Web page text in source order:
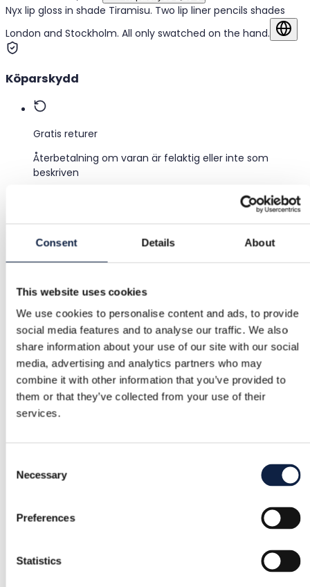
Consent Details About
This website uses cookies
We use cookies to personalise content and ads, to provide
social media features and to analyse our traffic. We also
share information about your use of our site with our social
media, advertising and analytics partners who may
combine it with other information that you’ve provided to
them or that they’ve collected from your use of their
services.
Selection
Necessary
Preferences
Statistics
Nyx lip gloss in shade Tiramisu. Two lip liner pencils shades
London and Stockholm. All only swatched on the hand.
Köparskydd
Gratis returer
Återbetalning om varan är felaktig eller inte som
beskriven
Pengarna hålls tills du bekräftar att varan är ok.
Support
Snabb hjälp när du behöver det
Kategori
Kvinnor /Skönhet /Övriga skönhetsprodukter
Märke
–